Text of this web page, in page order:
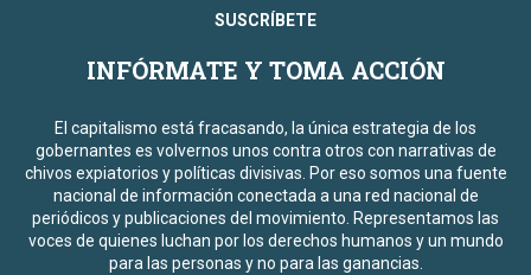
SUSCRÍBETE
INFÓRMATE Y TOMA ACCIÓN
El capitalismo está fracasando, la única estrategia de los
gobernantes es volvernos unos contra otros con narrativas de
chivos expiatorios y políticas divisivas. Por eso somos una fuente
nacional de información conectada a una red nacional de
periódicos y publicaciones del movimiento. Representamos las
voces de quienes luchan por los derechos humanos y un mundo
para las personas y no para las ganancias.